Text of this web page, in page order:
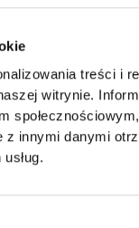
treści i
witrynie.
z innymi danymi